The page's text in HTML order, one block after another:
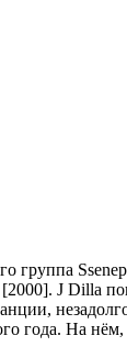
J Dilla
года. На